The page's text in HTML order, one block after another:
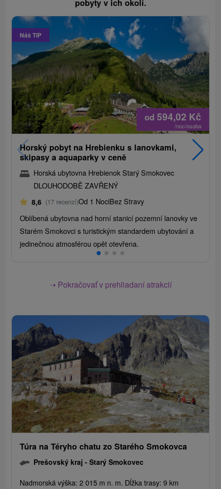
pobyty v ich okolí.
Náš TIP
od 594,02 Kč
/noc/osoba
Horský pobyt na Hrebienku s lanovkami,
skipasy a aquaparky v ceně
Horská ubytovna Hrebienok Starý Smokovec
DLOUHODOBĚ ZAVŘENÝ
8,6 (17 recenzí)Od 1 NociBez Stravy
Oblíbená ubytovna nad horní stanicí pozemní lanovky ve
Starém Smokovci s turistickým standardem ubytování a
jedinečnou atmosférou opět otevřena.
➝ Pokračovať v prehliadaní atrakcií
Túra na Téryho chatu zo Starého Smokovca
Prešovský kraj -Starý Smokovec
Nadmorská výška: 2 015 m n. m. Dĺžka trasy: 9 km